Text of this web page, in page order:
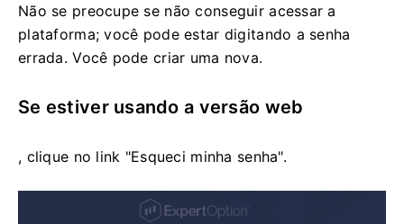
Não se preocupe se não conseguir acessar a
plataforma; você pode estar digitando a senha
errada. Você pode criar uma nova.
Se estiver usando a versão web
, clique no link "Esqueci minha senha".